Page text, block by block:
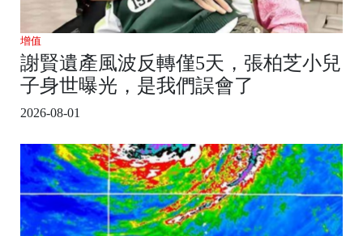
增值
謝賢遺產風波反轉僅5天，張柏芝小兒
子身世曝光，是我們誤會了
2026-08-01